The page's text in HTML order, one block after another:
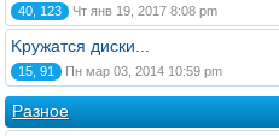
40, 123 Чт янв 19, 2017 8:08 pm
Kружатся диски...
15, 91 Пн мар 03, 2014 10:59 pm
Разное